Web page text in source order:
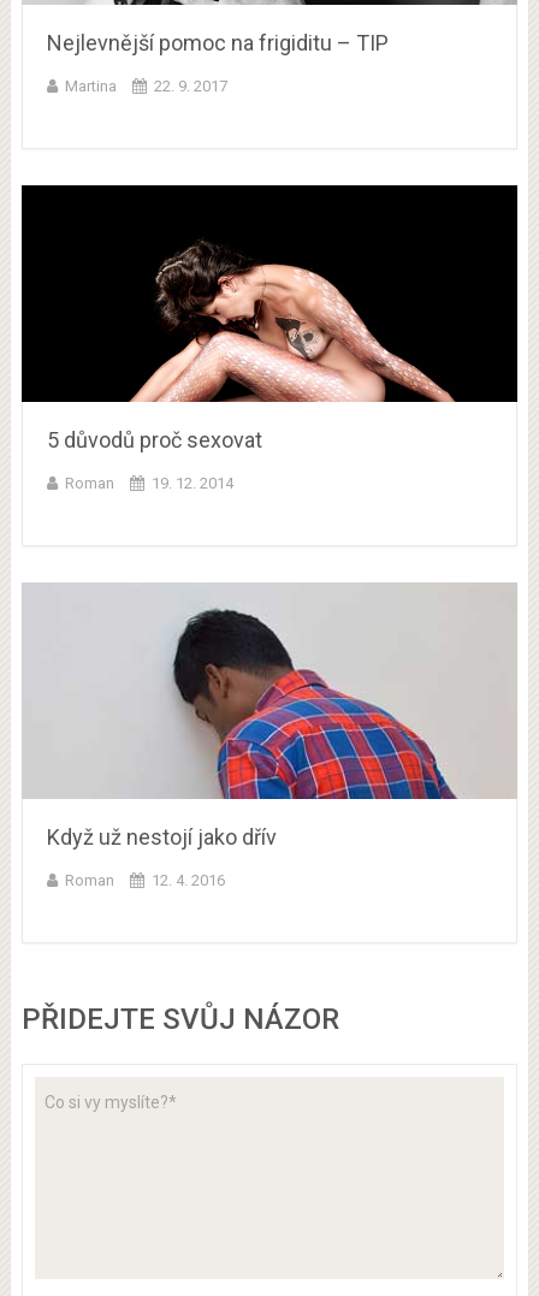
Nejlevnější pomoc na frigiditu – TIP
Martina 22. 9. 2017
5 důvodů proč sexovat
Roman 19. 12. 2014
Když už nestojí jako dřív
Roman 12. 4. 2016
PŘIDEJTE SVŮJ NÁZOR